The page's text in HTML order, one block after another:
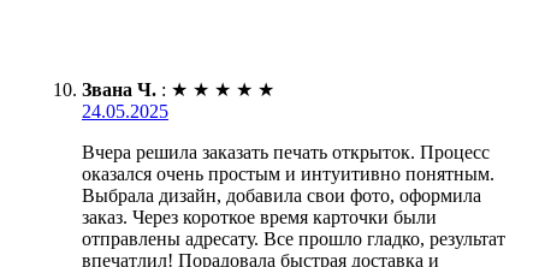
Звана Ч. : ★ ★ ★ ★ ★
24.05.2025
Вчера решила заказать печать открыток. Процесс
оказался очень простым и интуитивно понятным.
Выбрала дизайн, добавила свои фото, оформила
заказ. Через короткое время карточки были
отправлены адресату. Все прошло гладко, результат
впечатлил! Порадовала быстрая доставка и